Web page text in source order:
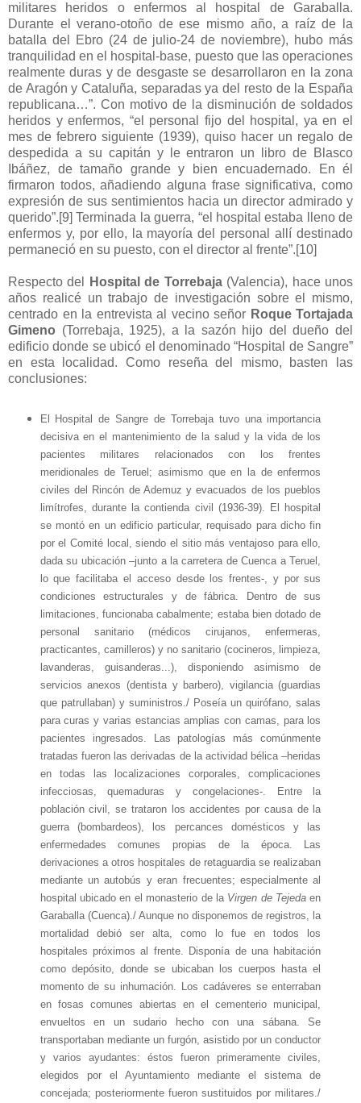
militares heridos o enfermos al hospital de Garaballa.
Durante el verano-otoño de ese mismo año, a raíz de la
batalla del Ebro (24 de julio-24 de noviembre), hubo más
tranquilidad en el hospital-base, puesto que las operaciones
realmente duras y de desgaste se desarrollaron en la zona
de Aragón y Cataluña, separadas ya del resto de la España
republicana…”. Con motivo de la disminución de soldados
heridos y enfermos, “el personal fijo del hospital, ya en el
mes de febrero siguiente (1939), quiso hacer un regalo de
despedida a su capitán y le entraron un libro de Blasco
Ibáñez, de tamaño grande y bien encuadernado. En él
firmaron todos, añadiendo alguna frase significativa, como
expresión de sus sentimientos hacia un director admirado y
querido”.[9] Terminada la guerra, “el hospital estaba lleno de
enfermos y, por ello, la mayoría del personal allí destinado
permaneció en su puesto, con el director al frente”.[10]
Respecto del Hospital de Torrebaja(Valencia), hace unos
años realicé un trabajo de investigación sobre el mismo,
centrado en la entrevista al vecino señor Roque Tortajada
Gimeno (Torrebaja, 1925), a la sazón hijo del dueño del
edificio donde se ubicó el denominado “Hospital de Sangre”
en esta localidad. Como reseña del mismo, basten las
conclusiones:
El Hospital de Sangre de Torrebaja tuvo una importancia
decisiva en el mantenimiento de la salud y la vida de los
pacientes militares relacionados con los frentes
meridionales de Teruel; asimismo que en la de enfermos
civiles del Rincón de Ademuz y evacuados de los pueblos
limítrofes, durante la contienda civil (1936-39). El hospital
se montó en un edificio particular, requisado para dicho fin
por el Comité local, siendo el sitio más ventajoso para ello,
dada su ubicación –junto a la carretera de Cuenca a Teruel,
lo que facilitaba el acceso desde los frentes-, y por sus
condiciones estructurales y de fábrica. Dentro de sus
limitaciones, funcionaba cabalmente; estaba bien dotado de
personal sanitario (médicos cirujanos, enfermeras,
practicantes, camilleros) y no sanitario (cocineros, limpieza,
lavanderas, guisanderas...), disponiendo asimismo de
servicios anexos (dentista y barbero), vigilancia (guardias
que patrullaban) y suministros./ Poseía un quirófano, salas
para curas y varias estancias amplias con camas, para los
pacientes ingresados. Las patologías más comúnmente
tratadas fueron las derivadas de la actividad bélica –heridas
en todas las localizaciones corporales, complicaciones
infecciosas, quemaduras y congelaciones-. Entre la
población civil, se trataron los accidentes por causa de la
guerra (bombardeos), los percances domésticos y las
enfermedades comunes propias de la época. Las
derivaciones a otros hospitales de retaguardia se realizaban
mediante un autobús y eran frecuentes; especialmente al
hospital ubicado en el monasterio de la Virgen de Tejeda en
Garaballa (Cuenca)./ Aunque no disponemos de registros, la
mortalidad debió ser alta, como lo fue en todos los
hospitales próximos al frente. Disponía de una habitación
como depósito, donde se ubicaban los cuerpos hasta el
momento de su inhumación. Los cadáveres se enterraban
en fosas comunes abiertas en el cementerio municipal,
envueltos en un sudario hecho con una sábana. Se
transportaban mediante un furgón, asistido por un conductor
y varios ayudantes: éstos fueron primeramente civiles,
elegidos por el Ayuntamiento mediante el sistema de
concejada; posteriormente fueron sustituidos por militares./